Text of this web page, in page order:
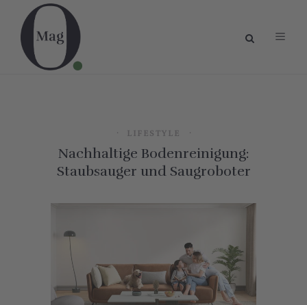
LIFESTYLE
Nachhaltige Bodenreinigung:
Staubsauger und Saugroboter